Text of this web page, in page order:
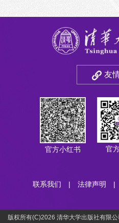
友
官方小红书 官
联系我们 | 法律声明 |
版权所有(C)2026 清华大学出版社有限